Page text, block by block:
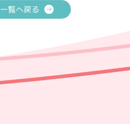
一覧へ戻る